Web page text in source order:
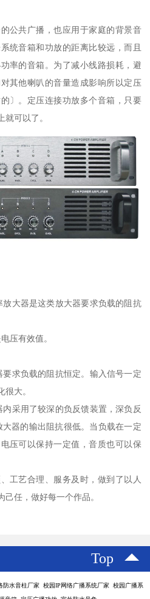
公共广播，也应用于家庭的背景音
统音箱和功放的距离比较远，而且
率的音箱。为了减小线路损耗，避
其他喇叭的音量造成影响所以定压
〕。定压连接功放多个音箱，只要
可以了。
大器是这类放大器要求负载的阻抗
压有效值。
求负载的阻抗恒定。输入信号一定
大。
采用了较深的负反馈装置，深负反
大器的输出阻抗很低。当负载在一定
压可以保持一定值，音质也可以保
工艺合理、服务及时，做到了以人
任，做好每一个作品。
Top
防水音柱厂家 校园IP网络广播系统厂家 校园广播系